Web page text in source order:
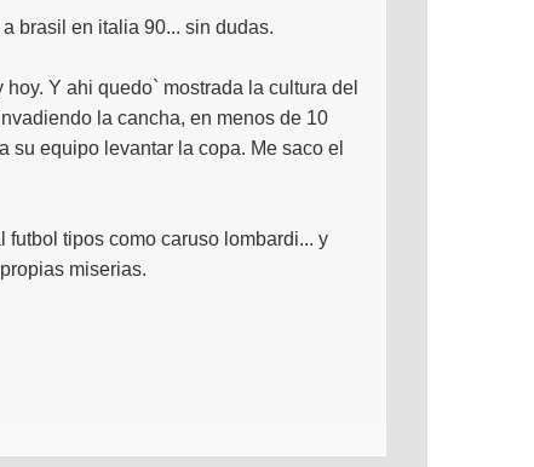
brasil en italia 90... sin dudas.
Y ahi quedo` mostrada la cultura del
la cancha, en menos de 10
su equipo levantar la copa. Me saco el
tipos como caruso lombardi... y
miserias.